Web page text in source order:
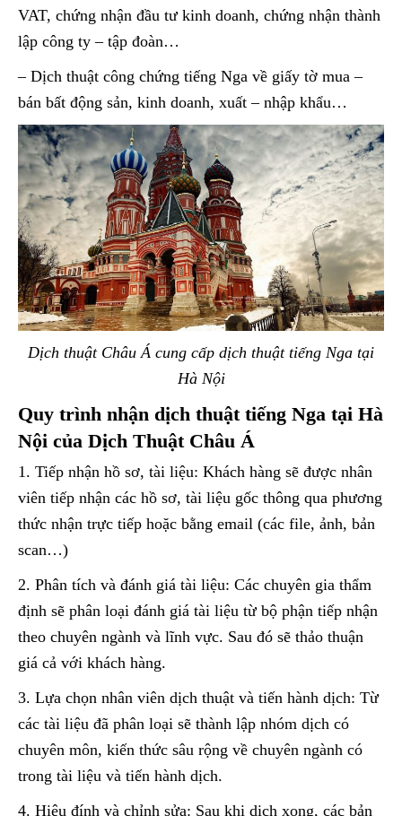
VAT, chứng nhận đầu tư kinh doanh, chứng nhận thành
lập công ty – tập đoàn…
– Dịch thuật công chứng tiếng Nga về giấy tờ mua –
bán bất động sản, kinh doanh, xuất – nhập khẩu…
Dịch thuật Châu Á cung cấp dịch thuật tiếng Nga tại
Hà Nội
Quy trình nhận dịch thuật tiếng Nga tại Hà
Nội của Dịch Thuật Châu Á
1. Tiếp nhận hồ sơ, tài liệu: Khách hàng sẽ được nhân
viên tiếp nhận các hồ sơ, tài liệu gốc thông qua phương
thức nhận trực tiếp hoặc bằng email (các file, ảnh, bản
scan…)
2. Phân tích và đánh giá tài liệu: Các chuyên gia thẩm
định sẽ phân loại đánh giá tài liệu từ bộ phận tiếp nhận
theo chuyên ngành và lĩnh vực. Sau đó sẽ thảo thuận
giá cả với khách hàng.
3. Lựa chọn nhân viên dịch thuật và tiến hành dịch: Từ
các tài liệu đã phân loại sẽ thành lập nhóm dịch có
chuyên môn, kiến thức sâu rộng về chuyên ngành có
trong tài liệu và tiến hành dịch.
4. Hiệu đính và chỉnh sửa: Sau khi dịch xong, các bản